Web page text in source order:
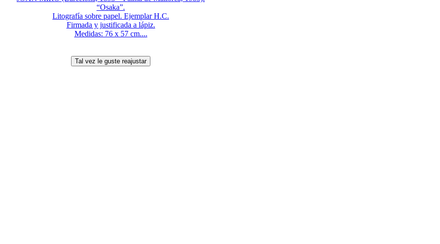
“Osaka”.
Litografía sobre papel. Ejemplar H.C.
Firmada y justificada a lápiz.
Medidas: 76 x 57 cm....